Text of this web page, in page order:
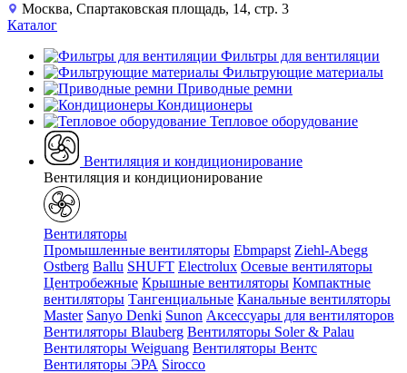
Москва, Спартаковская площадь, 14, стр. 3
Каталог
Фильтры для вентиляции
Фильтрующие материалы
Приводные ремни
Кондиционеры
Тепловое оборудование
Вентиляция и кондиционирование
Вентиляция и кондиционирование
Вентиляторы
Промышленные вентиляторы Ebmpapst Ziehl-Abegg
Ostberg Ballu SHUFT Electrolux Осевые вентиляторы
Центробежные Крышные вентиляторы Компактные
вентиляторы Тангенциальные Канальные вентиляторы
Master Sanyo Denki Sunon Аксессуары для вентиляторов
Вентиляторы Blauberg Вентиляторы Soler & Palau
Вентиляторы Weiguang Вентиляторы Вентс
Вентиляторы ЭРА Sirocco